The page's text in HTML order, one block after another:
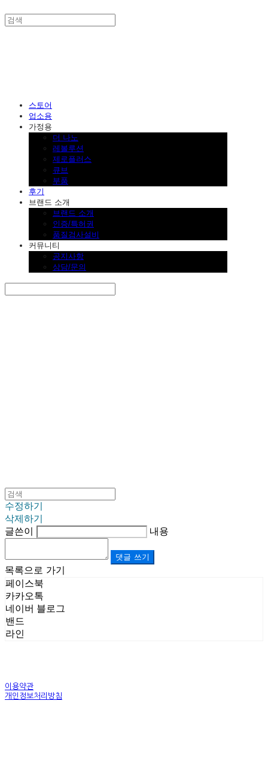
스토어
업소용
가정용
더 나노
레볼루션
제로플러스
큐브
부품
후기
브랜드 소개
브랜드 소개
인증/특허권
품질검사설비
커뮤니티
공지사항
상담/문의
수정하기
삭제하기
글쓴이
내용
댓글 쓰기
목록으로 가기
페이스북
카카오톡
네이버 블로그
밴드
라인
이용약관
개인정보처리방침